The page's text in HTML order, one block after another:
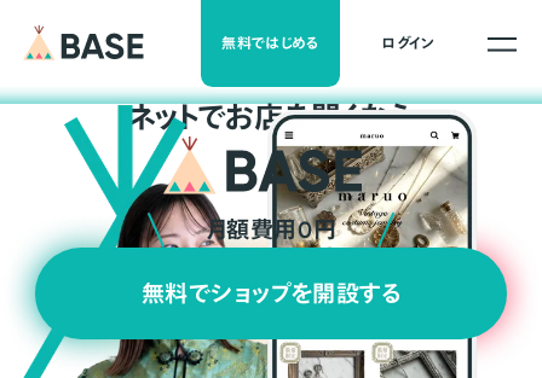
無料ではじめる ログイン
ネットでお店を開くなら
月額費用0円
無料でショップを開設する